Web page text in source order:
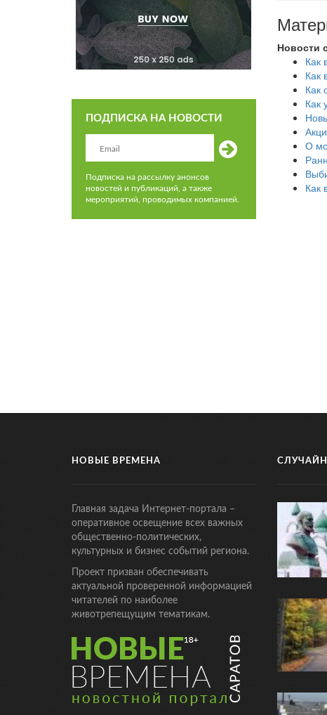
ПОДПИСКА НА НОВОСТИ
Подписка на рассылку анонсов
новостей и публикаций, а также
мероприятий, проводимых компанией.
Новости
Как
Как
Как
Как
О
Как
НОВЫЕ ВРЕМЕНА
Главная задача Интернет-портала –
оперативное освещение всех важных
общественно-политических,
культурных и бизнес событий региона.
Проект призван обеспечивать
актуальной проверенной информацией
читателей по наиболее
животрепещущим тематикам.